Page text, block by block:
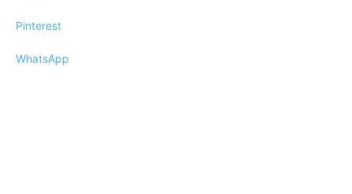
Pinterest
WhatsApp